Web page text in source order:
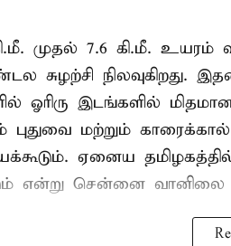
முதல் 7.6 கி.மீ.
சுழற்சி
ஓரிரு இடங்களில்
புதுவை மற்றும்
ஏனைய
என்று சென்னை வானிலை